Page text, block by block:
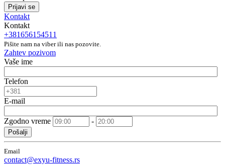
Prijavi se
Kontakt
Kontakt
+381656154511
Pišite nam na viber ili nas pozovite.
Zahtev pozivom
Vaše ime
Telefon
E-mail
Zgodno vreme -
Pošalji
Email
contact@exyu-fitness.rs